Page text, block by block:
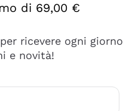
di 69,00 €
ricevere ogni giorno
e novità!